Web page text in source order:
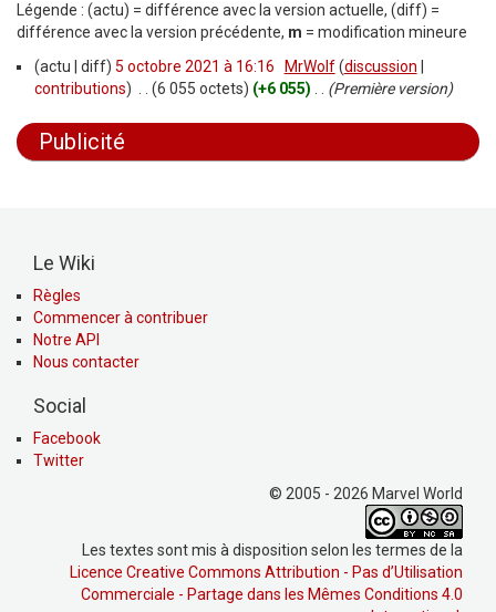
Légende : (actu) = différence avec la version actuelle, (diff) =
différence avec la version précédente, m = modification mineure
(actu | diff) 5 octobre 2021 à 16:16 MrWolf (discussion
contributions) . . (6 055 octets) (+6 055) . . (Première version)
Publicité
Le Wiki
Règles
Commencer à contribuer
Notre API
Nous contacter
Social
Facebook
Twitter
© 2005 - 2026 Marvel World
Les textes sont mis à disposition selon les termes de la
Licence Creative Commons Attribution - Pas d’Utilisation
Commerciale - Partage dans les Mêmes Conditions 4.0